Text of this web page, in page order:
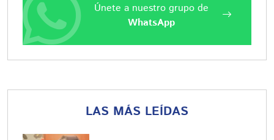
Únete a nuestro grupo de
WhatsApp
LAS MÁS LEÍDAS